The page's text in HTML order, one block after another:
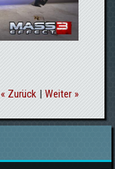
« Zurück|Weiter »